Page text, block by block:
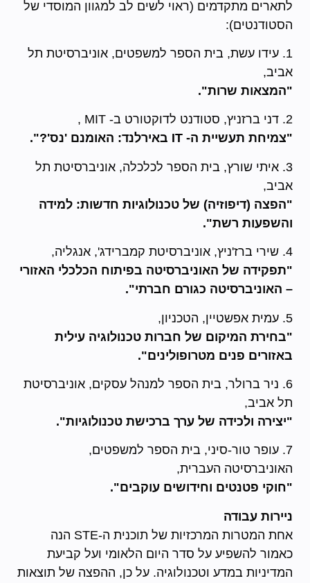
לתארים מתקדמים (ראוי לשים לב למגוון המוסדי של
הסטודנטים):
1. עידו עשת, בית הספר למשפטים, אוניברסיטת תל
אביב,
"המצאות שרות".
2. דני ברזניץ, סטודנט לדוקטורט ב- MIT ,
"צמיחת תעשיית ה- IT באירלנד: האומנם 'נס'?".
3. איתי שורץ, בית הספר לכלכלה, אוניברסיטת תל
אביב,
"הפצה (דיפוזיה) של טכנולוגיות חדשות: למידה
והשפעות רשת".
4. שירי ברז'ניץ, אוניברסיטת קמברידג', אנגליה,
"תפקידה של האוניברסיטה בפיתוח הכלכלי האזורי
– האוניברסיטה כגורם חברתי".
5. עמית אפשטיין, הטכניון,
"בחירת המיקום של חברות טכנולוגיה עילית
באזורים פנים מטרופולינים".
6. ניר ברולר, בית הספר למנהל עסקים, אוניברסיטת
תל אביב,
"יצירה ולכידה של ערך ברכישת טכנולוגיות".
7. עופר טור-סיני, בית הספר למשפטים,
האוניברסיטה העברית,
"חוקי פטנטים וחידושים עוקבים".
ניירות עבודה
אחת המטרות המרכזיות של תוכנית ה-STE הנה
כאמור להשפיע על סדר היום הלאומי ועל קביעת
המדיניות במדע וטכנולוגיה. על כן, ההפצה של תוצאות